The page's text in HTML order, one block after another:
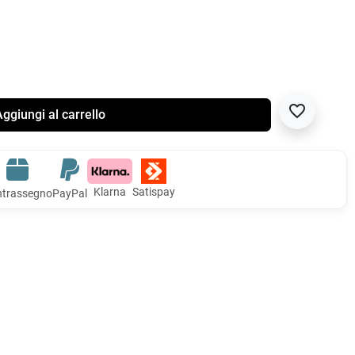
al carrello favorite_border
PayPal Klarna Satispay